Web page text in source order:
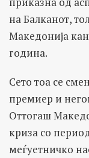
на Балканот,
Македонија
година.
Сето тоа се
премиер и
Оттогаш
криза со
меѓуетничко